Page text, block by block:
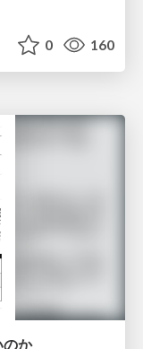
0 160
のか